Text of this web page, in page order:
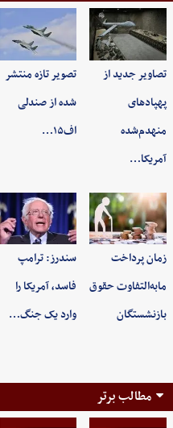
تصاویر جدید از
پهپادهای
منهدم‌شده
آمریکا…
تصویر تازه منتشر
شده از صندلی
اف۱۵…
زمان پرداخت
مابه‌التفاوت حقوق
بازنشستگان
سندرز: ترامپ
فاسد، آمریکا را
وارد یک جنگ…
مطالب برتر